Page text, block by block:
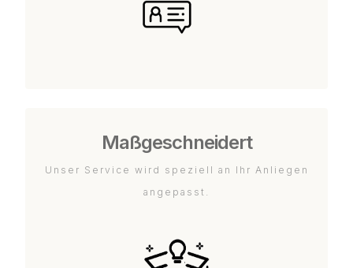
Maßgeschneidert
Unser Service wird speziell an Ihr Anliegen
angepasst.